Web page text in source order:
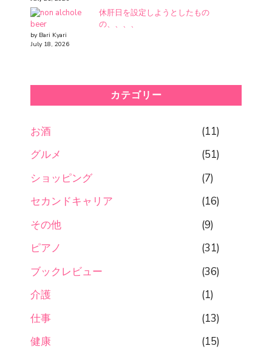
休肝日を設定しようとしたもの
の、、、、
by Bari Kyari
July 18, 2026
カテゴリー
お酒
(11)
グルメ
(51)
ショッピング
(7)
セカンドキャリア
(16)
その他
(9)
ピアノ
(31)
ブックレビュー
(36)
介護
(1)
仕事
(13)
健康
(15)